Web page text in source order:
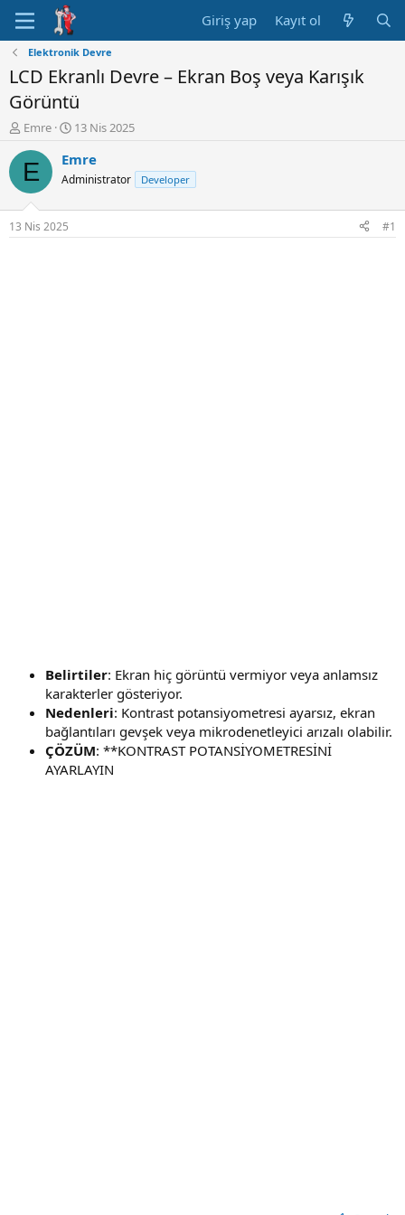
Giriş yap Kayıt ol
Elektronik Devre
LCD Ekranlı Devre – Ekran Boş veya Karışık
Görüntü
K
n
u
y
u
B
a
Emre
B
ş
l
n
ı
13 Nis 2025
E Emre
Administrator Developer
13 Nis 2025 #1
Belirtiler: Ekran hiç görüntü vermiyor veya anlamsız
karakterler gösteriyor.
Nedenleri: Kontrast potansiyometresi ayarsız, ekran
bağlantıları gevşek veya mikrodenetleyici arızalı olabilir.
ÇÖZÜM: **KONTRAST POTANSİYOMETRESİNİ
AYARLAYIN